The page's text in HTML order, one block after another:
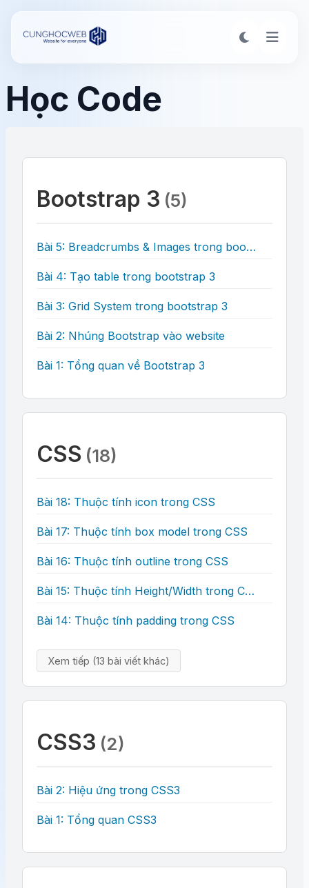
Học Code
Bootstrap 3 (5)
Bài 5: Breadcrumbs & Images trong bootstrap 3
Bài 4: Tạo table trong bootstrap 3
Bài 3: Grid System trong bootstrap 3
Bài 2: Nhúng Bootstrap vào website
Bài 1: Tổng quan về Bootstrap 3
CSS (18)
Bài 18: Thuộc tính icon trong CSS
Bài 17: Thuộc tính box model trong CSS
Bài 16: Thuộc tính outline trong CSS
Bài 15: Thuộc tính Height/Width trong CSS
Bài 14: Thuộc tính padding trong CSS
Xem tiếp (13 bài viết khác)
CSS3 (2)
Bài 2: Hiệu ứng trong CSS3
Bài 1: Tổng quan CSS3